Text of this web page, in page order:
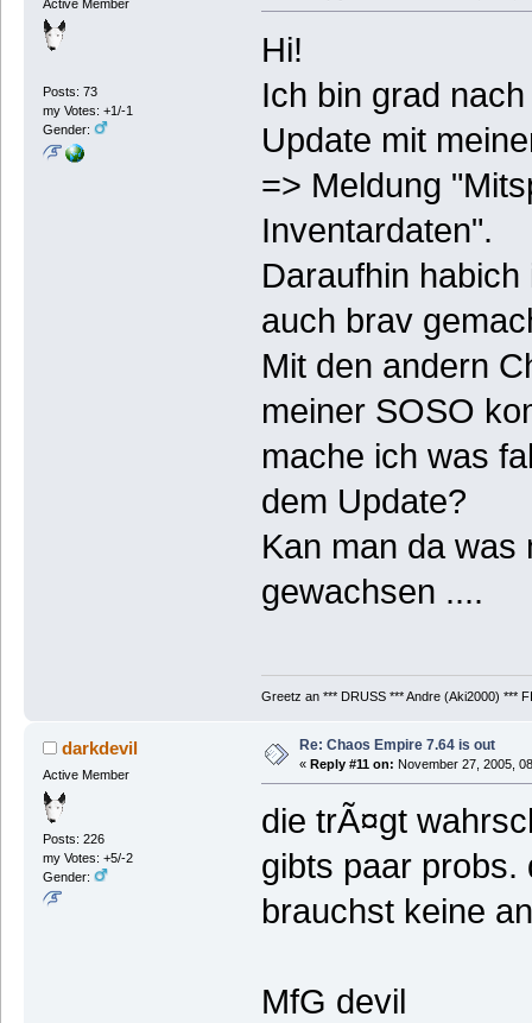
Active Member
Posts: 73
my Votes: +1/-1
Gender:
Hi!
Ich bin grad
Update mit
=> Meldung
Inventardaten".
Daraufhin
auch brav
Mit den andern
meiner SOSO
mache ich was
dem Update?
Kan man da was
gewachsen ....
Greetz an *** DRUSS *** Andre (Aki2000) ***
darkdevil
Active Member
Posts: 226
my Votes: +5/-2
Gender:
Re: Chaos Empire 7.64 is out
« Reply #11 on: November 27, 2005,
die trÃ¤gt
gibts paar probs.
brauchst keine
MfG devil